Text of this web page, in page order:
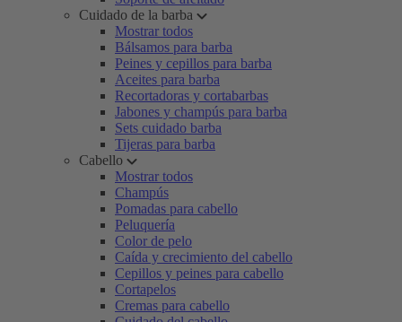
Cuidado de la barba
Mostrar todos
Bálsamos para barba
Peines y cepillos para barba
Aceites para barba
Recortadoras y cortabarbas
Jabones y champús para barba
Sets cuidado barba
Tijeras para barba
Cabello
Mostrar todos
Champús
Pomadas para cabello
Peluquería
Color de pelo
Caída y crecimiento del cabello
Cepillos y peines para cabello
Cortapelos
Cremas para cabello